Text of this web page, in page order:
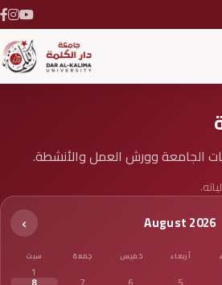
الجامعة وورش العمل والأنشطة.
August 2026
›
أربعاء خميس جمعة سبت
1